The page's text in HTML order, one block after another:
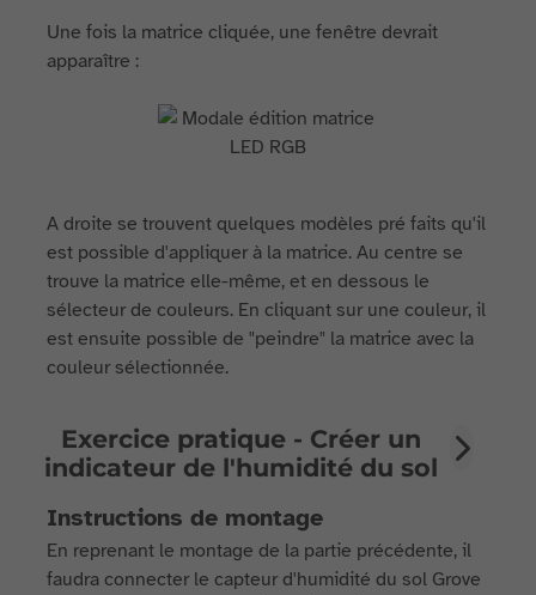
Une fois la matrice cliquée, une fenêtre devrait
apparaître :
A droite se trouvent quelques modèles pré faits qu'il
est possible d'appliquer à la matrice. Au centre se
trouve la matrice elle-même, et en dessous le
sélecteur de couleurs. En cliquant sur une couleur, il
est ensuite possible de "peindre" la matrice avec la
couleur sélectionnée.
Exercice pratique - Créer un
indicateur de l'humidité du sol
Instructions de montage
En reprenant le montage de la partie précédente, il
faudra connecter le capteur d'humidité du sol Grove